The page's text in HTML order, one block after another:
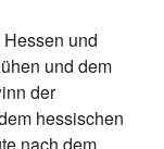
und
und dem
der
hessischen